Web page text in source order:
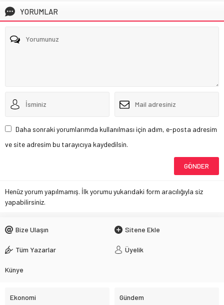
YORUMLAR
Daha sonraki yorumlarımda kullanılması için adım, e-posta adresim
ve site adresim bu tarayıcıya kaydedilsin.
Henüz yorum yapılmamış. İlk yorumu yukarıdaki form aracılığıyla siz
yapabilirsiniz.
Bize Ulaşın Sitene Ekle
Tüm Yazarlar Üyelik
Künye
Ekonomi Gündem